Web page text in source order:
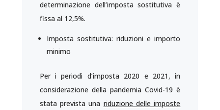
determinazione dell’imposta sostitutiva è
fissa al 12,5%.
Imposta sostitutiva: riduzioni e importo
minimo
Per i periodi d’imposta 2020 e 2021, in
considerazione della pandemia Covid-19 è
stata prevista una riduzione delle imposte